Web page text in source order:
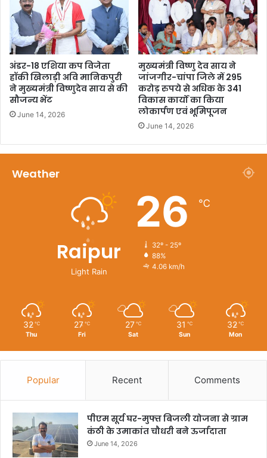
अंडर-18 एशिया कप विजेता
हॉकी खिलाड़ी अवि मानिकपुरी
ने मुख्यमंत्री विष्णुदेव साय से की
सौजन्य भेंट
June 14, 2026
मुख्यमंत्री विष्णु देव साय ने
जांजगीर-चांपा जिले में 295
करोड़ रुपये से अधिक के 341
विकास कार्यों का किया
लोकार्पण एवं भूमिपूजन
June 14, 2026
Weather
Raipur
Light Rain
26 ℃
32º - 25º
88%
4.06 km/h
32 ℃
Thu
27 ℃
Fri
27 ℃
Sat
31 ℃
Sun
32 ℃
Mon
Popular Recent Comments
पीएम सूर्य घर-मुफ्त बिजली योजना से ग्राम
कंठी के उमाकांत चौधरी बने ऊर्जादाता
June 14, 2026